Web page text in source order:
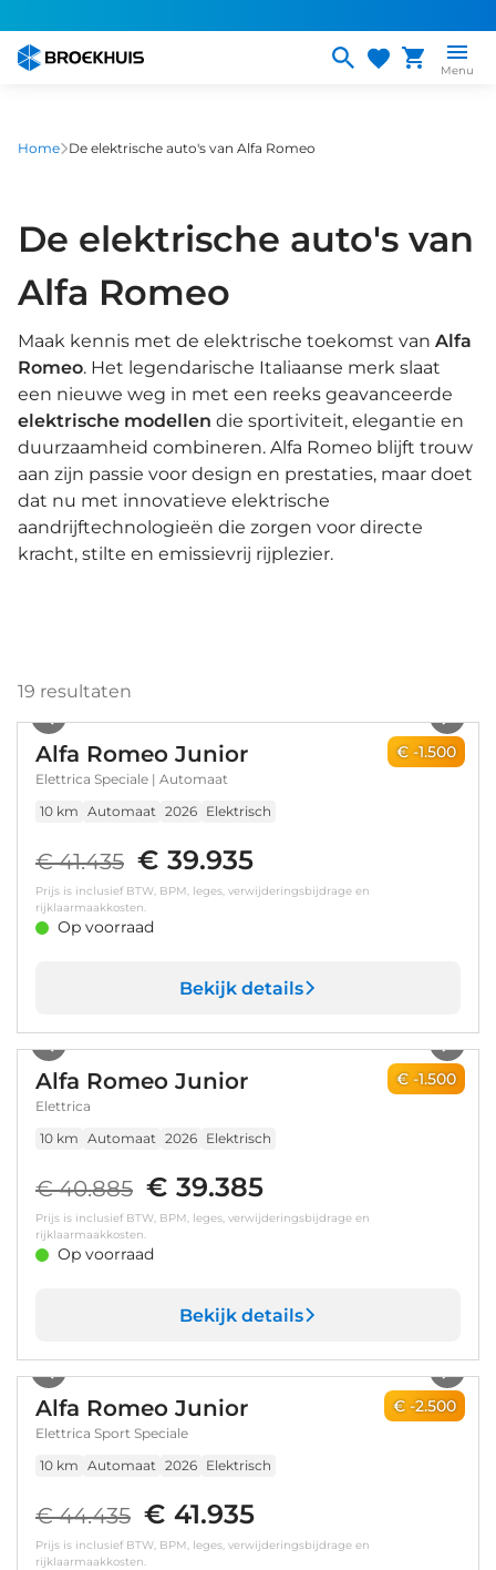
naar
gaan
Menu
Home De elektrische auto's van Alfa Romeo
De elektrische auto's van
Alfa Romeo
Maak kennis met de elektrische toekomst van Alfa
Romeo. Het legendarische Italiaanse merk slaat
een nieuwe weg in met een reeks geavanceerde
elektrische modellen die sportiviteit, elegantie en
duurzaamheid combineren. Alfa Romeo blijft trouw
aan zijn passie voor design en prestaties, maar doet
dat nu met innovatieve elektrische
aandrijftechnologieën die zorgen voor directe
kracht, stilte en emissievrij rijplezier.
19 resultaten
€ -1.500
Alfa Romeo Junior
Elettrica Speciale | Automaat
10 km Automaat 2026 Elektrisch
€ 41.435 € 39.935
Prijs is inclusief BTW, BPM, leges, verwijderingsbijdrage en
rijklaarmaakkosten.
Op voorraad
Bekijk details
€ -1.500
Alfa Romeo Junior
Elettrica
10 km Automaat 2026 Elektrisch
€ 40.885 € 39.385
Prijs is inclusief BTW, BPM, leges, verwijderingsbijdrage en
rijklaarmaakkosten.
Op voorraad
Bekijk details
€ -2.500
Alfa Romeo Junior
Elettrica Sport Speciale
10 km Automaat 2026 Elektrisch
€ 44.435 € 41.935
Prijs is inclusief BTW, BPM, leges, verwijderingsbijdrage en
rijklaarmaakkosten.